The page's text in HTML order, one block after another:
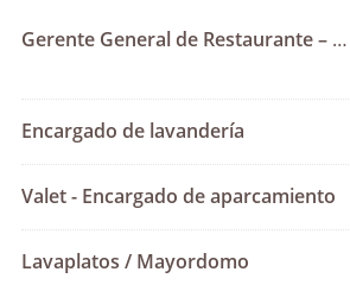
Gerente General de Restaurante – Yacht Club Fine Dining
Encargado de lavandería
Valet - Encargado de aparcamiento
Lavaplatos / Mayordomo